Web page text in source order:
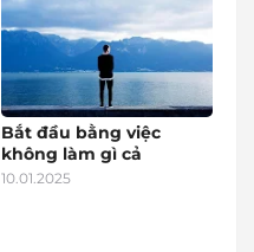
Bắt đầu bằng việc
không làm gì cả
10.01.2025